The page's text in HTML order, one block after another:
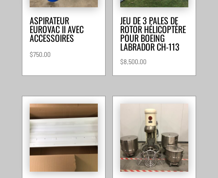
ASPIRATEUR
EUROVAC II AVEC
ACCESSOIRES
$750.00
JEU DE 3 PALES DE
ROTOR HÉLICOPTÈRE
POUR BOEING
LABRADOR CH-113
$8,500.00